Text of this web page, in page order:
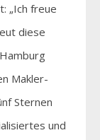
„Ich freue
diese
Makler-
Sternen
und